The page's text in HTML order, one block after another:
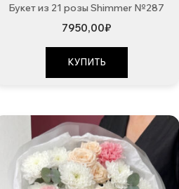
Букет из 21 розы Shimmer №287
7950,00₽
КУПИТЬ